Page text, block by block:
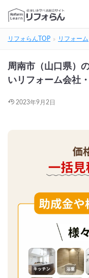
リフォらんTOP リフォーム
周南市（山口県）
いリフォーム会社
2023年9月2日